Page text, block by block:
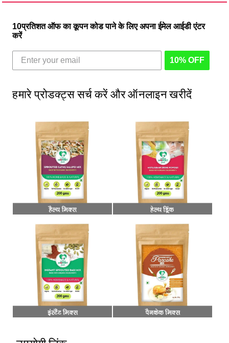
10प्रतिशत ऑफ का कूपन कोड पाने के लिए अपना ईमेल आईडी एंटर
करें
10% OFF
हमारे प्रोडक्ट्स सर्च करें और ऑनलाइन खरीदें